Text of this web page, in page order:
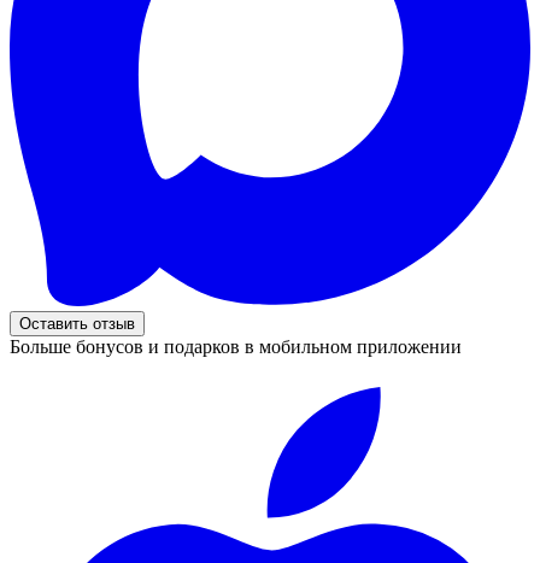
Оставить отзыв
Больше бонусов и подарков в мобильном приложении